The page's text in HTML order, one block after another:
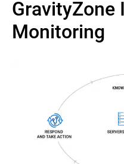
GravityZone
Monitoring